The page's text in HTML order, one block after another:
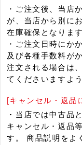
・ご注文後、当店
が、当店から別に
在庫確保となります
・ご注文日時にか
及び各種手数料が
注文される場合は
てくださいますよ
[キャンセル・返品
・当店では中古品
キャンセル・返品
す。 商品説明をよ